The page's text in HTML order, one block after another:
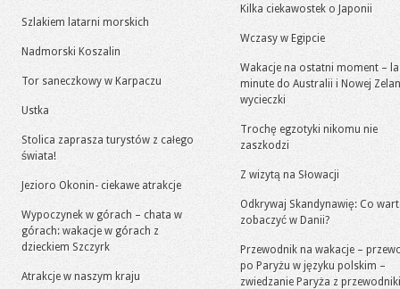
Szlakiem latarni morskich
Nadmorski Koszalin
Tor saneczkowy w Karpaczu
Ustka
Stolica zaprasza turystów z całego
świata!
Jezioro Okonin- ciekawe atrakcje
Wypoczynek w górach – chata w
górach: wakacje w górach z
dzieckiem Szczyrk
Atrakcje w naszym kraju
Kilka ciekawostek o Japonii
Wczasy w Egipcie
Wakacje na ostatni moment –
minute do Australii i Nowej
wycieczki
Trochę egzotyki nikomu nie
zaszkodzi
Z wizytą na Słowacji
Odkrywaj Skandynawię: Co
zobaczyć w Danii?
Przewodnik na wakacje –
po Paryżu w języku polskim –
zwiedzanie Paryża z